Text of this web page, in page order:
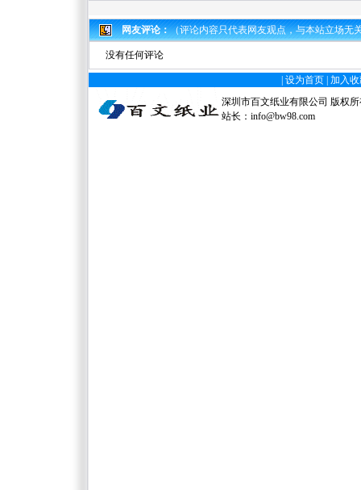
网友评论：（评论内容只代表网友观点，与本站立场无
没有任何评论
设为首页 加入
深圳市百文纸业有限公司 版权
站长： info@bw98.com